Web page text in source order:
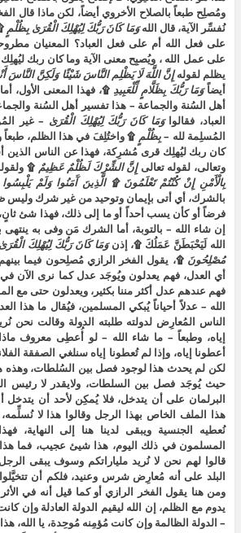
ومُصلِح طبعاً بالصلاح الأخروي أيضاً، لكن ماذا قال
نُفسِّر الآية، قال اللهوَمَا كَانَ رَبُّكَ لِيُهْلِكَ الْقُرَىٰ بِظُلْمٍ
على فعل الله أم على فعل العباد؟ المعنيان
على عمل الله ، ويُصبِح معنى الآية وما كان ربك ليُهلِك
يظلم لقولهإِنَّ اللَّهَلَايَظْلِم النَّاسَ شَيْئًا وَلَكِنَّ النَّاسَ
أيضاًوَمَا رَبُّكَ بِظَلَّامٍ لِّلْعَبِيدِ۩، فهذا المعنى الأول،
أهل السُنة والجماعة – هذا تفسير أهل السُنة
العباد، فقالواوَمَا كَانَ رَبُّكَ لِيُهْلِكَ الْقُرَىٰ – غير
المُسلِمة لله –بِظُلْمٍ ۩ واختُلِفَ في هذا الظلم، طبعاً
كان ربك ليُهلِك قرى مُشرِكة، فهذا عن الناس الذين
وتعالى، لقوله تعالىإِنَّ الشِّرْكَ لَظُلْمٌ عَظِيمٌ ۩
بِالْأَمْنِ إِنْ كُنْتُمْ تَعْلَمُونَ ۩ الَّذِينَ آَمَنُوا وَلَمْ يَلْبِسُوا
بالشرك، أي أتى بإيمان وتوحيد من غير شرك وليس
فرضاً أو كأن يسب أحداً أو ما إلى ذلك، فهذا شئ
إن شاء الله – بالتوبة، أما الشرك مَن وفى به
الله لَيَحْبَطَنَّ عَمَلُكَ ۩، إذنوَمَا كَانَ رَبُّكَ لِيُهْلِكَ الْقُرَىٰ
مُصْلِحُونَ ۩، يقول الفخر الرازي مُصلِحون فيما
أي العدل، فهم يعدلون ويُوجَد عدل كما نرى الآن
فهم عندهم عدل أكثر مننا بكثير، ويعدلون حتى مع
الله – عدلاً أحياناً يُبكي المسلمين، فيُقال ما هذا
الناس المُعارِض لدولته طلبته الدولة وقالت نحن
إياه، وطبعاً – ما شاء الله – لو أُعطِى معروف
أعطونا إياه، وإذا لم تُعطونا إياه سنلغي الصفقة
لكن لم يحدث هذا لوجود فصل بين السُلطات، وهذه
حيث يُوجَد فصل بين السلطات، ولايقدر لا رئيس
البرلمان على أن يتدخل، فلا يُمكِن لأحد أن يتدخل
هذا الملف الخاص بهذا الرجل وقالوا هذا لا
نُعطيه الجنسية ويبقى لدينا هنا إلى النهاية،
المسلمون في ذلك اليوم، هذا شيئ عجيب، فما
قالوا لهم نحن لا نُريد ملياراتكم وسوف يبقى
البلد على أنه مُعارِض شرس وعنيد، فلكم أن
ومن هنا يقول الفخر الرازي أو كما قيل أنه في
يدوم مع الظلم، إن الله ليقيم الدولة العادلة وإن
– الدولة الظالمة وإن كانت مُؤمِنه مُوحِدة، يا